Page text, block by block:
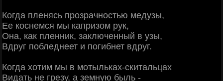
Когда пленясь прозрачностью медузы,
Ее коснемся мы капризом рук,
Она, как пленник, заключенный в узы,
Вдруг побледнеет и погибнет вдруг.
Когда хотим мы в мотыльках-скитальцах
Видать не грезу, а земную быль -